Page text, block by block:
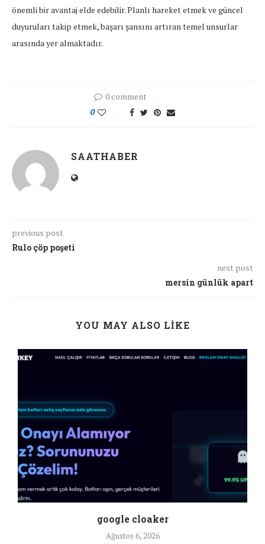
önemli bir avantaj elde edebilir. Planlı hareket etmek ve güncel
duyuruları takip etmek, başarı şansını artıran temel unsurlar
arasında yer almaktadır.
0 comment
0
SAATHABER
previous post
Rulo çöp poşeti
next post
mersin günlük apart
YOU MAY ALSO LIKE
google cloaker
Ağustos 6, 2026